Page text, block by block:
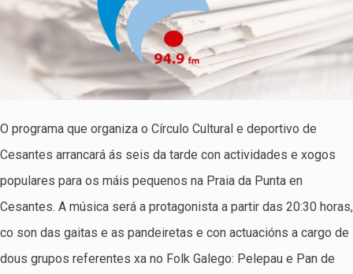
O programa que organiza o Círculo Cultural e deportivo de
Cesantes arrancará ás seis da tarde con actividades e xogos
populares para os máis pequenos na Praia da Punta en
Cesantes. A música será a protagonista a partir das 20:30 horas,
co son das gaitas e as pandeiretas e con actuacións a cargo de
dous grupos referentes xa no Folk Galego: Pelepau e Pan de